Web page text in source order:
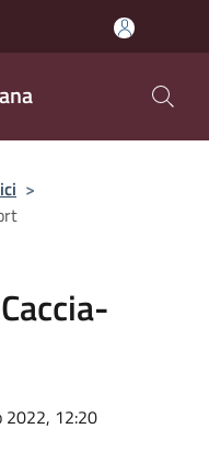
>
2022, 12:20